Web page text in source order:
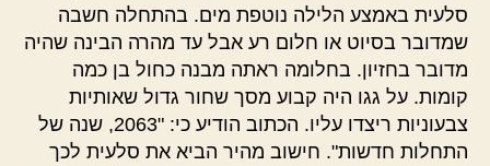
סלעית באמצע הלילה נוטפת מים. בהתחלה חשבה
שמדובר בסיוט או חלום רע אבל עד מהרה הבינה שהיה
מדובר בחזיון. בחלומה ראתה מבנה כחול בן כמה
קומות. על גגו היה קבוע מסך שחור גדול שאותיות
צבעוניות ריצדו עליו. הכתוב הודיע כי: "2063, שנה של
התחלות חדשות". חישוב מהיר הביא את סלעית לכך